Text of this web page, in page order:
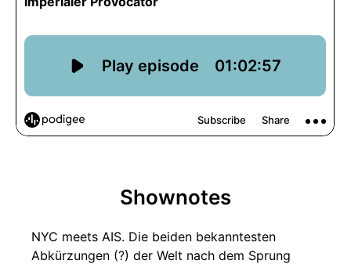
Shownotes
NYC meets AIS. Die beiden bekanntesten
Abkürzungen (?) der Welt nach dem Sprung